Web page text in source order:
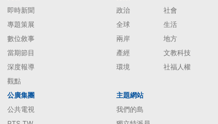
即時新聞
專題策展
數位敘事
當期節目
深度報導
觀點
政治
社會
全球
生活
兩岸
地方
產經
文教科技
環境
社福人權
公廣集團
公共電視
主題網站
我們的島